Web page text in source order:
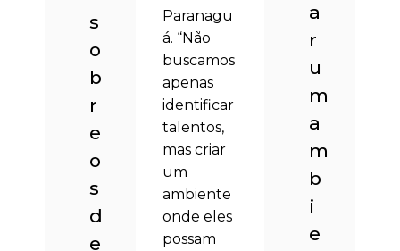
s
o
b
r
e
o
s
d
e
a
r
u
m
a
m
b
i
e
Paranagu
á. “Não
buscamos
apenas
identificar
talentos,
mas criar
um
ambiente
onde eles
possam